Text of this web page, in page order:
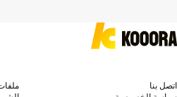
اتصل بنا